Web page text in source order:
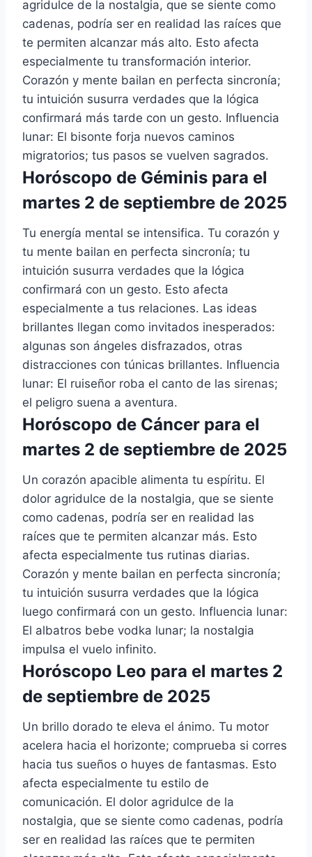
agridulce de la nostalgia, que se siente como
cadenas, podría ser en realidad las raíces que
te permiten alcanzar más alto. Esto afecta
especialmente tu transformación interior.
Corazón y mente bailan en perfecta sincronía;
tu intuición susurra verdades que la lógica
confirmará más tarde con un gesto. Influencia
lunar: El bisonte forja nuevos caminos
migratorios; tus pasos se vuelven sagrados.
Horóscopo de Géminis para el
martes 2 de septiembre de 2025
Tu energía mental se intensifica. Tu corazón y
tu mente bailan en perfecta sincronía; tu
intuición susurra verdades que la lógica
confirmará con un gesto. Esto afecta
especialmente a tus relaciones. Las ideas
brillantes llegan como invitados inesperados:
algunas son ángeles disfrazados, otras
distracciones con túnicas brillantes. Influencia
lunar: El ruiseñor roba el canto de las sirenas;
el peligro suena a aventura.
Horóscopo de Cáncer para el
martes 2 de septiembre de 2025
Un corazón apacible alimenta tu espíritu. El
dolor agridulce de la nostalgia, que se siente
como cadenas, podría ser en realidad las
raíces que te permiten alcanzar más. Esto
afecta especialmente tus rutinas diarias.
Corazón y mente bailan en perfecta sincronía;
tu intuición susurra verdades que la lógica
luego confirmará con un gesto. Influencia lunar:
El albatros bebe vodka lunar; la nostalgia
impulsa el vuelo infinito.
Horóscopo Leo para el martes 2
de septiembre de 2025
Un brillo dorado te eleva el ánimo. Tu motor
acelera hacia el horizonte; comprueba si corres
hacia tus sueños o huyes de fantasmas. Esto
afecta especialmente tu estilo de
comunicación. El dolor agridulce de la
nostalgia, que se siente como cadenas, podría
ser en realidad las raíces que te permiten